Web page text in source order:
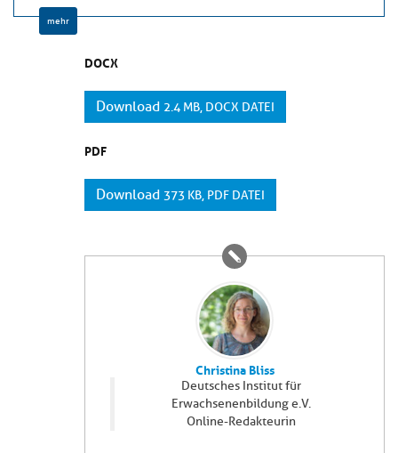
mehr
DOCX
Download 2.4 MB, DOCX DATEI
PDF
Download 373 KB, PDF DATEI
Christina Bliss
Deutsches Institut für
Erwachsenenbildung e.V.
Online-Redakteurin